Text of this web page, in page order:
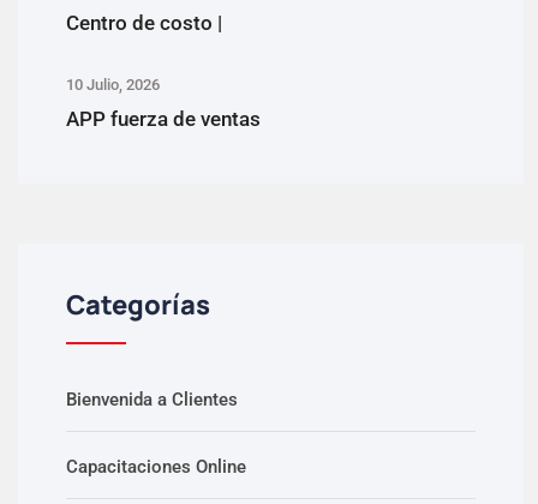
Centro de costo |
10 Julio, 2026
APP fuerza de ventas
Categorías
Bienvenida a Clientes
Capacitaciones Online